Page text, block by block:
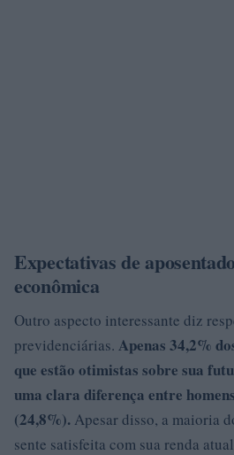
Expectativas de
econômica
Outro aspecto interessante diz
previdenciárias. Apenas 34,2%
que estão otimistas sobre sua
uma clara diferença entre
(24,8%). Apesar disso, a maioria
sente satisfeita com sua renda